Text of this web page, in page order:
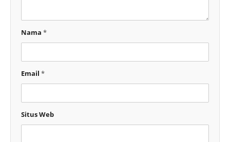
Nama *
Email *
Situs Web